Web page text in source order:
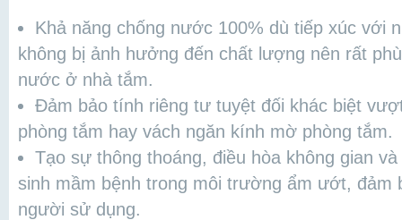
Khả năng chống nước 100% dù tiếp xúc với
không bị ảnh hưởng đến chất lượng nên rất
nước ở nhà tắm.
Đảm bảo tính riêng tư tuyệt đối khác biệt
phòng tắm hay vách ngăn kính mờ phòng tắm.
Tạo sự thông thoáng, điều hòa không gian
sinh mầm bệnh trong môi trường ẩm ướt, đảm
người sử dụng.